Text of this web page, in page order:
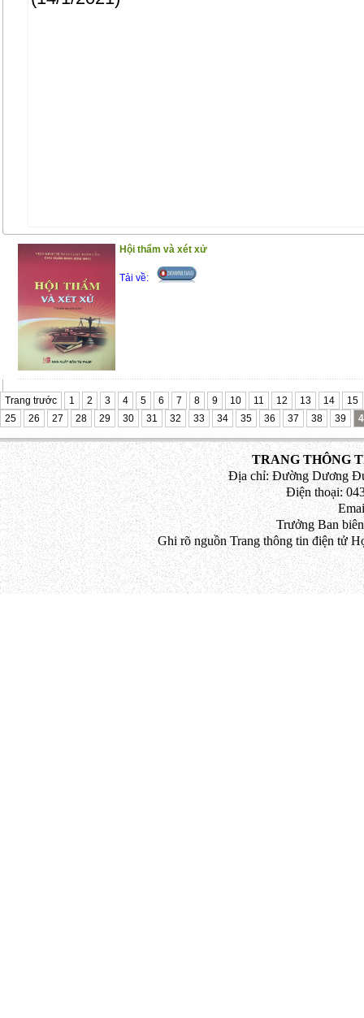
Hội thẩm và xét xử
Tải về:
Trang trước 1 2 3 4 5 6 7 8 9 10 11 12 13 14
15
25
26 27 28 29 30 31 32 33 34 35 36 37 38 39
TRANG THÔNG
Địa chỉ: Đường Dương
Điện thoại:
Trưởng Ban
Ghi rõ nguồn Trang thông tin điện tử